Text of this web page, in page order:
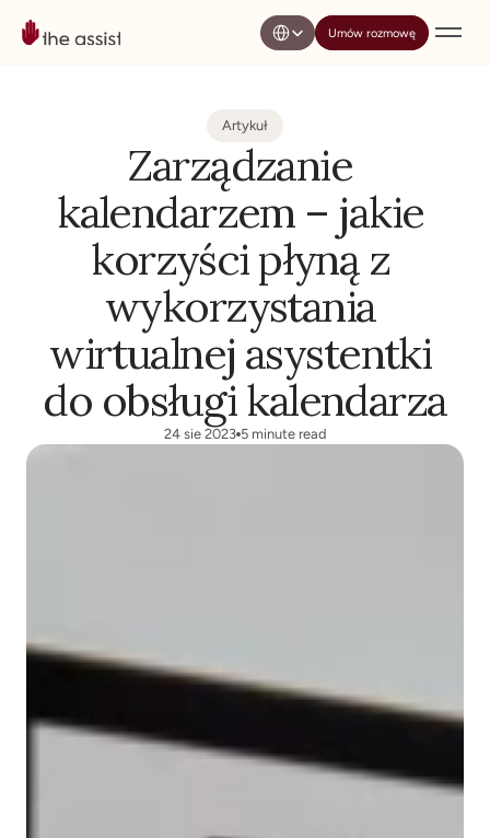
Umów rozmowę
Select Language
Artykuł
Zarządzanie
kalendarzem – jakie
korzyści płyną z
wykorzystania
wirtualnej asystentki
do obsługi kalendarza
24 sie 2023 5 minute read